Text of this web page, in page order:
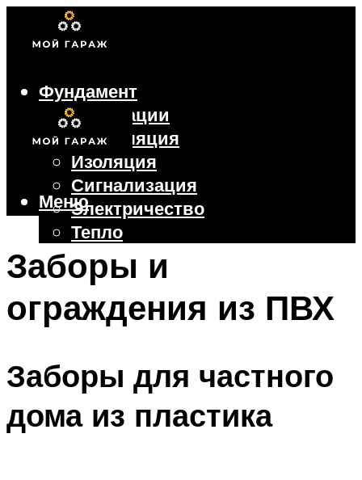
Фундамент
Коммуникации
Вентиляция
Изоляция
Сигнализация
Электричество
Тепло
Крыша
Ворота
Меню
Меню
Заборы и
ограждения из ПВХ
Заборы для частного
дома из пластика